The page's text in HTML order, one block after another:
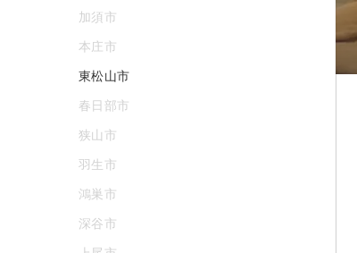
加須市
本庄市
東松山市
春日部市
狭山市
羽生市
鴻巣市
深谷市